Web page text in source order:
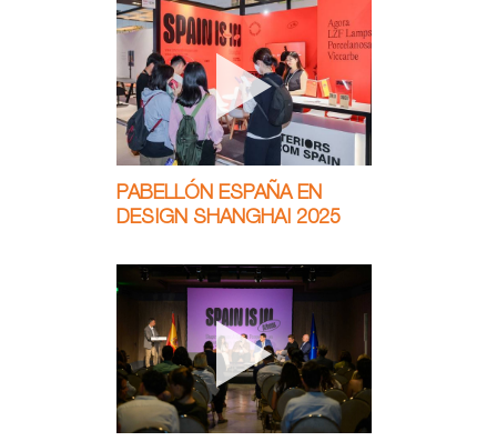
PABELLÓN ESPAÑA EN
DESIGN SHANGHAI 2025